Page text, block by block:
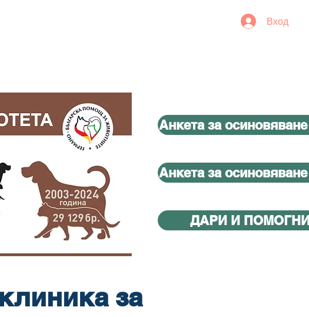
Вход
Анкета за
Анкета за
ДАРИ И
за